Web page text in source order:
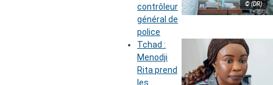
© (DR)
contrôleur
général de
police
Tchad :
Menodji
Rita prend
les